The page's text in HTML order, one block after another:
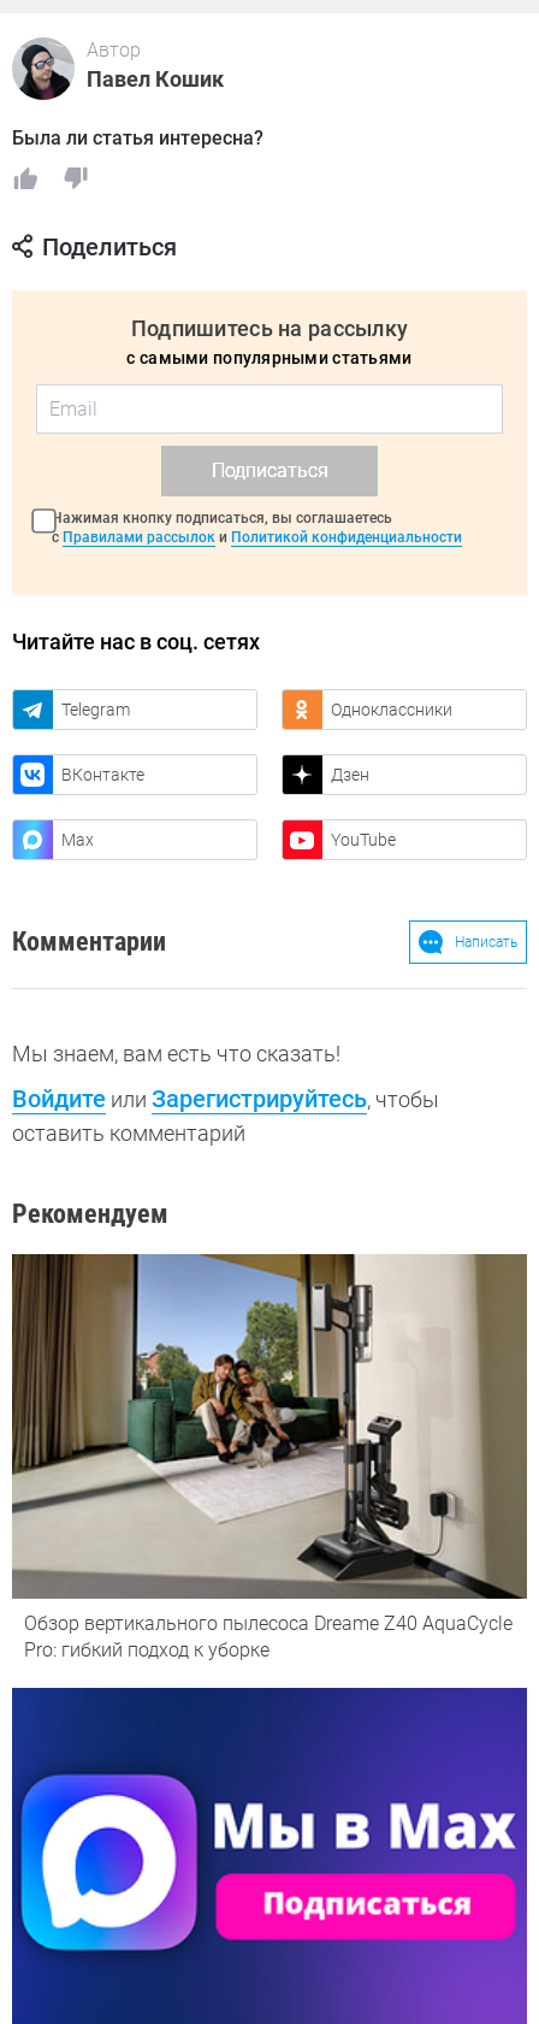
Автор
Павел Кошик
Была ли статья интересна?
Поделиться
Подпишитесь на рассылку
с самыми популярными статьями
Подписаться
Нажимая кнопку подписаться, вы соглашаетесь
с Правилами рассылок и Политикой конфиденциальности
Читайте нас в соц. сетях
Telegram Одноклассники
ВКонтакте Дзен
Max YouTube
Комментарии Написать
Мы знаем, вам есть что сказать!
Войдите или Зарегистрируйтесь, чтобы
оставить комментарий
Рекомендуем
Обзор вертикального пылесоса Dreame Z40 AquaCycle
Pro: гибкий подход к уборке